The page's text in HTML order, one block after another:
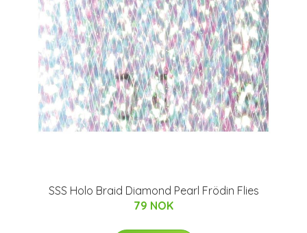
SSS Holo Braid Diamond Pearl Frödin Flies
79 NOK